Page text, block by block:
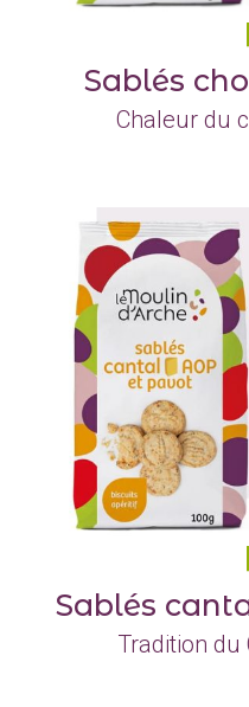
Sablés
Chaleur du
Sablés
Tradition du